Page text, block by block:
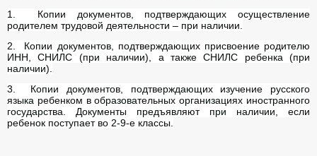
1. Копии документов, подтверждающих осуществление
родителем трудовой деятельности – при наличии.
2. Копии документов, подтверждающих присвоение родителю
ИНН, СНИЛС (при наличии), а также СНИЛС ребенка (при
наличии).
3. Копии документов, подтверждающих изучение русского
языка ребенком в образовательных организациях иностранного
государства. Документы предъявляют при наличии, если
ребенок поступает во 2-9-е классы.